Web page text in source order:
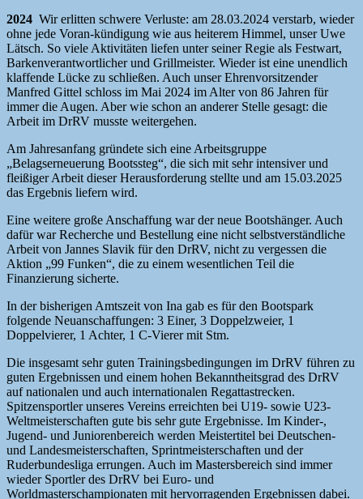
2024 Wir erlitten schwere Verluste: am 28.03.2024 verstarb, wieder
ohne jede Voran-kündigung wie aus heiterem Himmel, unser Uwe
Lätsch. So viele Aktivitäten liefen unter seiner Regie als Festwart,
Barkenverantwortlicher und Grillmeister. Wieder ist eine unendlich
klaffende Lücke zu schließen. Auch unser Ehrenvorsitzender
Manfred Gittel schloss im Mai 2024 im Alter von 86 Jahren für
immer die Augen. Aber wie schon an anderer Stelle gesagt: die
Arbeit im DrRV musste weitergehen.
Am Jahresanfang gründete sich eine Arbeitsgruppe
„Belagserneuerung Bootssteg“, die sich mit sehr intensiver und
fleißiger Arbeit dieser Herausforderung stellte und am 15.03.2025
das Ergebnis liefern wird.
Eine weitere große Anschaffung war der neue Bootshänger. Auch
dafür war Recherche und Bestellung eine nicht selbstverständliche
Arbeit von Jannes Slavik für den DrRV, nicht zu vergessen die
Aktion „99 Funken“, die zu einem wesentlichen Teil die
Finanzierung sicherte.
In der bisherigen Amtszeit von Ina gab es für den Bootspark
folgende Neuanschaffungen: 3 Einer, 3 Doppelzweier, 1
Doppelvierer, 1 Achter, 1 C-Vierer mit Stm.
Die insgesamt sehr guten Trainingsbedingungen im DrRV führen zu
guten Ergebnissen und einem hohen Bekanntheitsgrad des DrRV
auf nationalen und auch internationalen Regattastrecken.
Spitzensportler unseres Vereins erreichten bei U19- sowie U23-
Weltmeisterschaften gute bis sehr gute Ergebnisse. Im Kinder-,
Jugend- und Juniorenbereich werden Meistertitel bei Deutschen-
und Landesmeisterschaften, Sprintmeisterschaften und der
Ruderbundesliga errungen. Auch im Mastersbereich sind immer
wieder Sportler des DrRV bei Euro- und
Worldmasterschampionaten mit hervorragenden Ergebnissen dabei.